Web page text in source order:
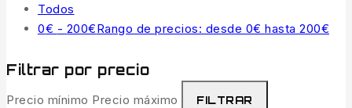
Todos
0€ - 200€Rango de precios: desde 0€ hasta 200€
Filtrar por precio
Precio mínimo Precio máximo FILTRAR